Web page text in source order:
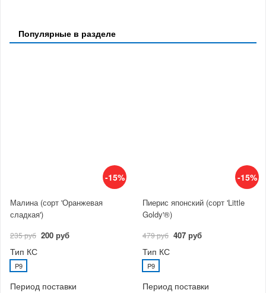
Популярные в разделе
-15%
Малина (сорт 'Оранжевая
сладкая')
235 руб 200 руб
Тип КС
P9
Период поставки
-15%
Пиерис японский (сорт 'Little
Goldy'®)
479 руб 407 руб
Тип КС
P9
Период поставки